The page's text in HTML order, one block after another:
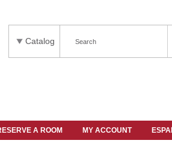
Catalog
A ROOM MY ACCOUNT